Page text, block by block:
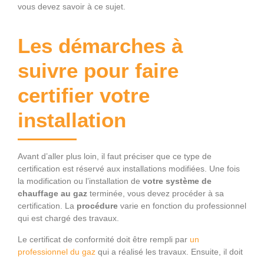
vous devez savoir à ce sujet.
Les démarches à
suivre pour faire
certifier votre
installation
Avant d’aller plus loin, il faut préciser que ce type de
certification est réservé aux installations modifiées. Une fois
la modification ou l’installation de votre système de
chauffage au gaz terminée, vous devez procéder à sa
certification. La procédure varie en fonction du professionnel
qui est chargé des travaux.
Le certificat de conformité doit être rempli par un
professionnel du gaz qui a réalisé les travaux. Ensuite, il doit